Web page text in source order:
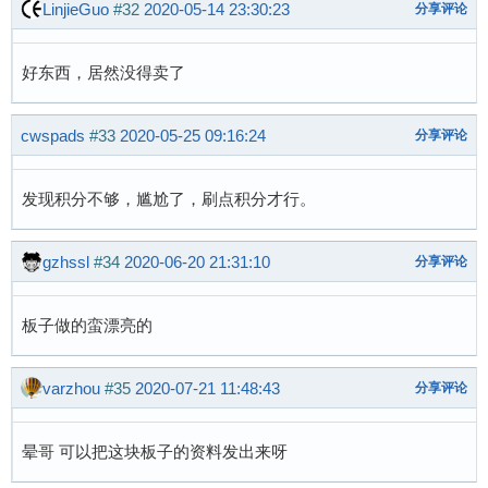
LinjieGuo #32 2020-05-14 23:30:23 分享评论
好东西，居然没得卖了
cwspads #33 2020-05-25 09:16:24 分享评论
发现积分不够，尴尬了，刷点积分才行。
gzhssl #34 2020-06-20 21:31:10 分享评论
板子做的蛮漂亮的
varzhou #35 2020-07-21 11:48:43 分享评论
晕哥 可以把这块板子的资料发出来呀